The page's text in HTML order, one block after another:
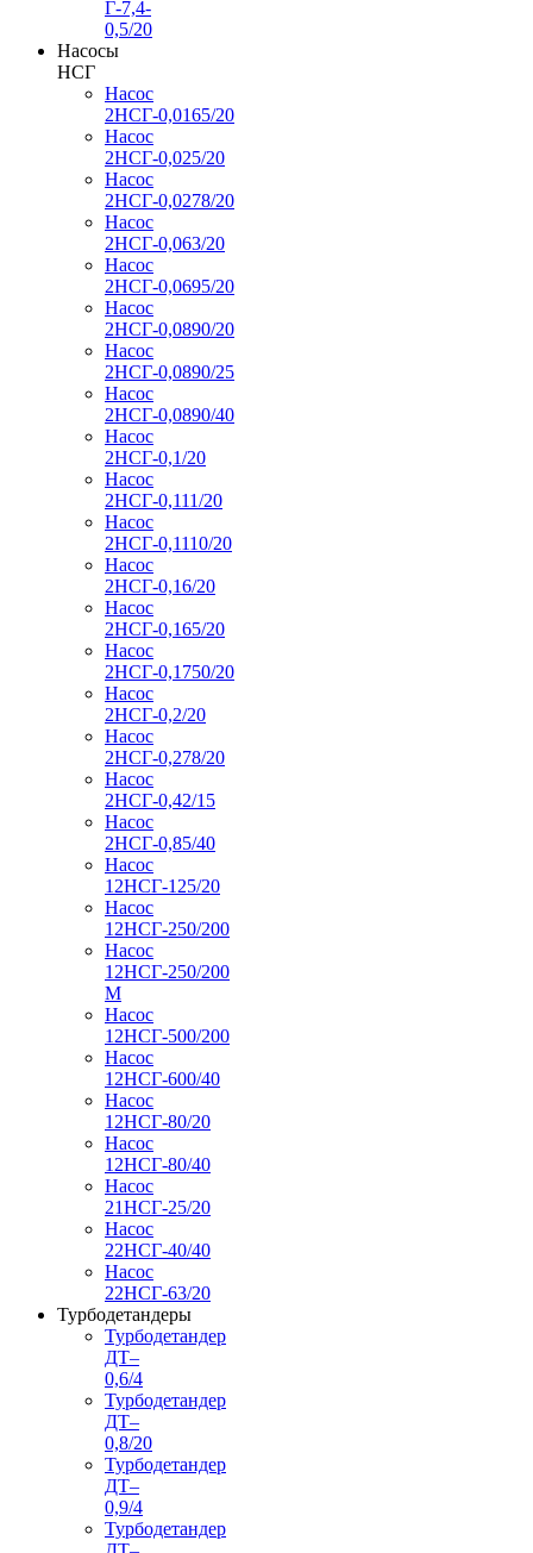
Г-7,4-
0,5/20
Насосы
НСГ
Насос
2НСГ-0,0165/20
Насос
2НСГ-0,025/20
Насос
2НСГ-0,0278/20
Насос
2НСГ-0,063/20
Насос
2НСГ-0,0695/20
Насос
2НСГ-0,0890/20
Насос
2НСГ-0,0890/25
Насос
2НСГ-0,0890/40
Насос
2НСГ-0,1/20
Насос
2НСГ-0,111/20
Насос
2НСГ-0,1110/20
Насос
2НСГ-0,16/20
Насос
2НСГ-0,165/20
Насос
2НСГ-0,1750/20
Насос
2НСГ-0,2/20
Насос
2НСГ-0,278/20
Насос
2НСГ-0,42/15
Насос
2НСГ-0,85/40
Насос
12НСГ-125/20
Насос
12НСГ-250/200
Насос
12НСГ-250/200
М
Насос
12НСГ-500/200
Насос
12НСГ-600/40
Насос
12НСГ-80/20
Насос
12НСГ-80/40
Насос
21НСГ-25/20
Насос
22НСГ-40/40
Насос
22НСГ-63/20
Турбодетандеры
Турбодетандер
ДТ–
0,6/4
Турбодетандер
ДТ–
0,8/20
Турбодетандер
ДТ–
0,9/4
Турбодетандер